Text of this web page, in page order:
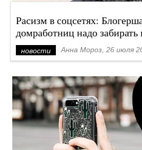
Расизм в соцсетях:
домработниц надо забирать
новости Анна Мороз, 26 июля